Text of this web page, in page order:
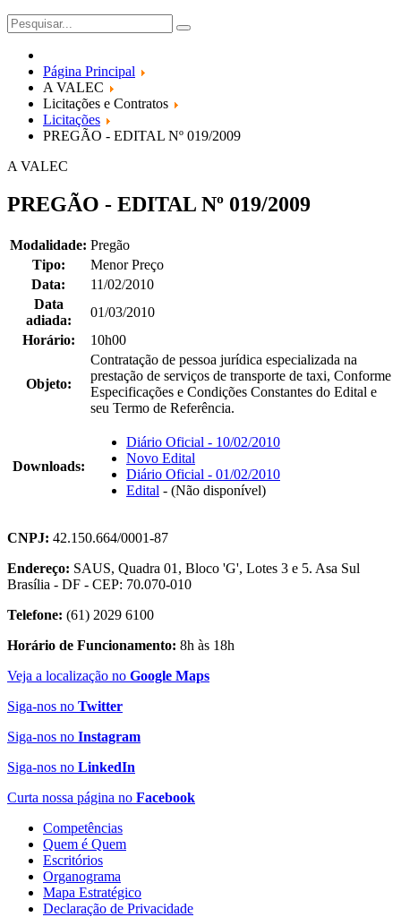
Página Principal
A VALEC
Licitações e Contratos
Licitações
PREGÃO - EDITAL Nº 019/2009
A VALEC
PREGÃO - EDITAL Nº 019/2009
Modalidade: Pregão
Tipo:
Menor Preço
Data:
11/02/2010
Data
adiada:
01/03/2010
Horário:
10h00
Objeto:
Contratação de pessoa jurídica especializada na
prestação de serviços de transporte de taxi, Conforme
Especificações e Condições Constantes do Edital e
seu Termo de Referência.
Downloads:
Diário Oficial - 10/02/2010
Novo Edital
Diário Oficial - 01/02/2010
Edital - (Não disponível)
CNPJ: 42.150.664/0001-87
Endereço: SAUS, Quadra 01, Bloco 'G', Lotes 3 e 5. Asa Sul
Brasília - DF - CEP: 70.070-010
Telefone: (61) 2029 6100
Horário de Funcionamento: 8h às 18h
Veja a localização no Google Maps
Siga-nos no Twitter
Siga-nos no Instagram
Siga-nos no LinkedIn
Curta nossa página no Facebook
Competências
Quem é Quem
Escritórios
Organograma
Mapa Estratégico
Declaração de Privacidade